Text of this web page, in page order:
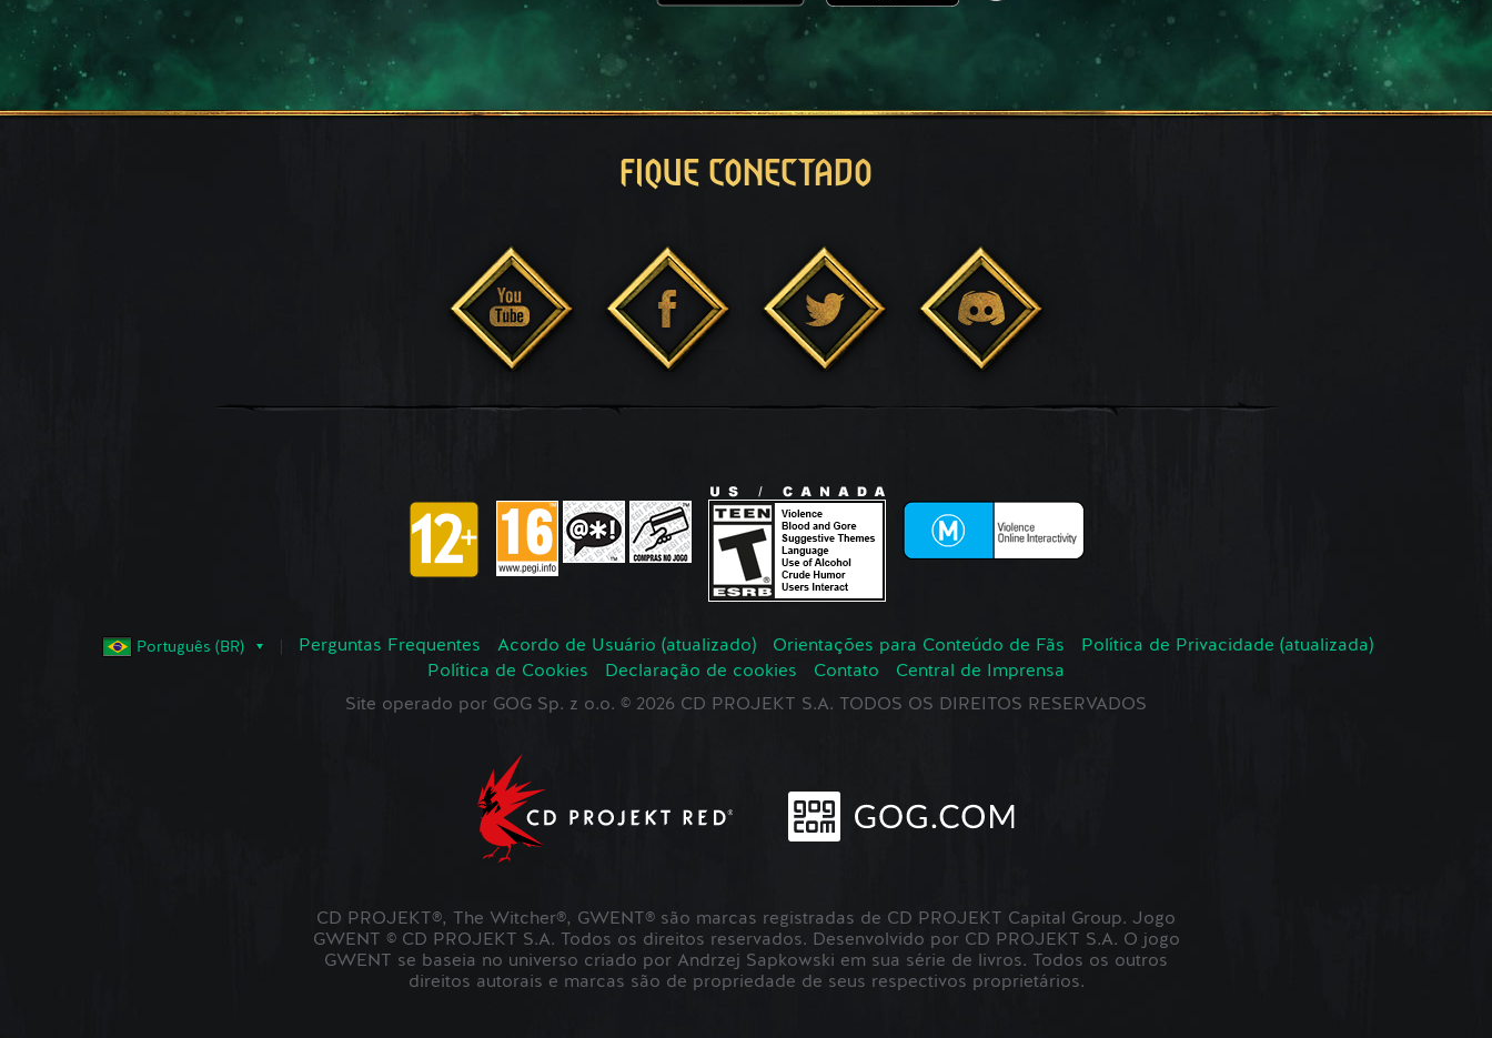
FIQUE CONECTADO
Português (BR) Perguntas Frequentes Acordo de Usuário (atualizado) Orientações para Conteúdo de Fãs
Política de Privacidade (atualizada)
Política de Cookies
Declaração de cookies Contato
Central de Imprensa
Site operado por GOG Sp. z o.o. © 2026 CD PROJEKT S.A. TODOS OS DIREITOS RESERVADOS
CD PROJEKT®, The Witcher®, GWENT® são marcas registradas de CD PROJEKT Capital Group. Jogo
GWENT © CD PROJEKT S.A. Todos os direitos reservados. Desenvolvido por CD PROJEKT S.A. O jogo
GWENT se baseia no universo criado por Andrzej Sapkowski em sua série de livros. Todos os outros
direitos autorais e marcas são de propriedade de seus respectivos proprietários.